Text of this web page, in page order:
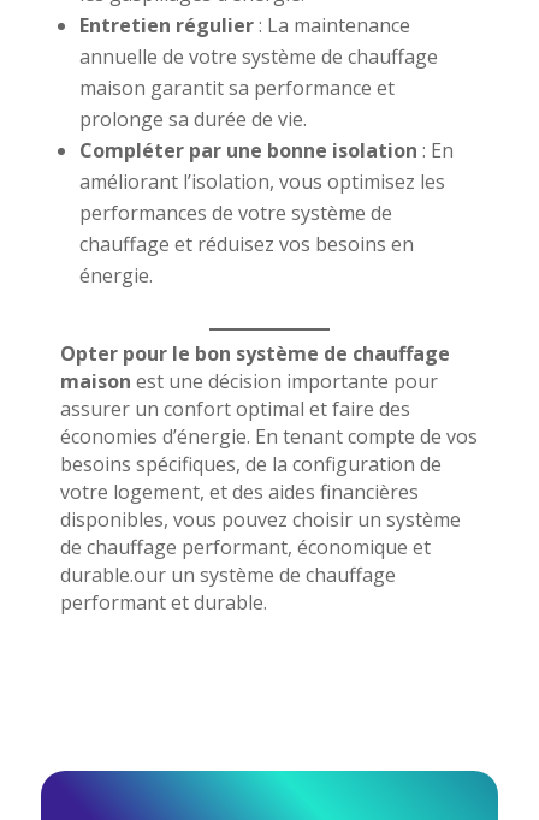
Entretien régulier: La maintenance
annuelle de votre système de chauffage
maison garantit sa performance et
prolonge sa durée de vie.
Compléter par une bonne isolation : En
améliorant l’isolation, vous optimisez les
performances de votre système de
chauffage et réduisez vos besoins en
énergie.
Opter pour le bon système de chauffage
maison est une décision importante pour
assurer un confort optimal et faire des
économies d’énergie. En tenant compte de vos
besoins spécifiques, de la configuration de
votre logement, et des aides financières
disponibles, vous pouvez choisir un système
de chauffage performant, économique et
durable.our un système de chauffage
performant et durable.